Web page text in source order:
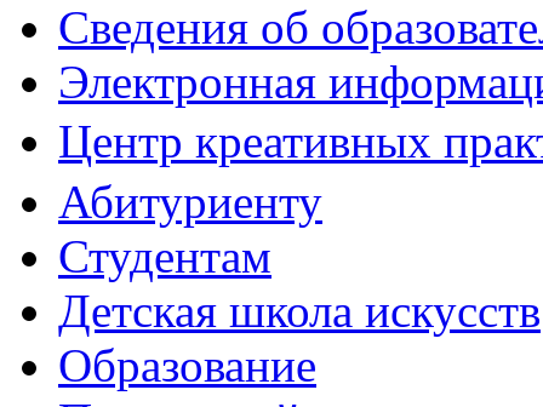
Сведения об
Электронная
Центр креативных
Абитуриенту
Студентам
Детская школа искусств
Образование